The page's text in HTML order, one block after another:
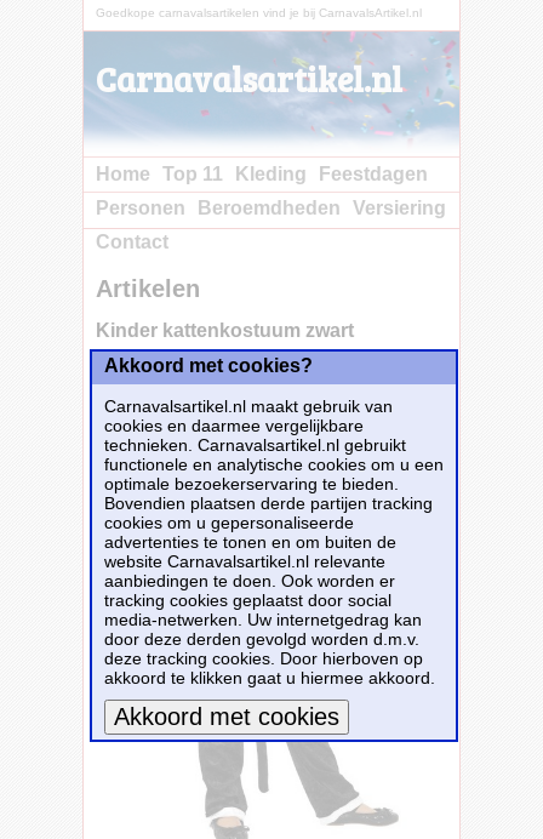
Goedkope carnavalsartikelen vind je bij CarnavalsArtikel.nl
Carnavalsartikel.nl
Home Top 11 Kleding
Feestdagen
Personen
Beroemdheden
Versiering
Contact
Artikelen
Kinder kattenkostuum zwart
Akkoord met cookies?
Carnavalsartikel.nl maakt gebruik van
cookies en daarmee vergelijkbare
technieken. Carnavalsartikel.nl gebruikt
functionele en analytische cookies om u een
optimale bezoekerservaring te bieden.
Bovendien plaatsen derde partijen tracking
cookies om u gepersonaliseerde
advertenties te tonen en om buiten de
website Carnavalsartikel.nl relevante
aanbiedingen te doen. Ook worden er
tracking cookies geplaatst door social
media-netwerken. Uw internetgedrag kan
door deze derden gevolgd worden d.m.v.
deze tracking cookies. Door hierboven op
akkoord te klikken gaat u hiermee akkoord.
Meer informatie